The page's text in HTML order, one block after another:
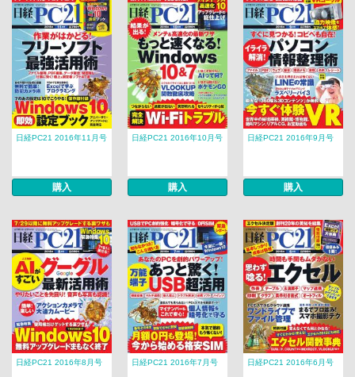
日経PC21 2016年11月号
購入
日経PC21 2016年10月号
購入
日経PC21 2016年9月号
購入
日経PC21 2016年8月号 日経PC21 2016年7月号 日経PC21 2016年6月号